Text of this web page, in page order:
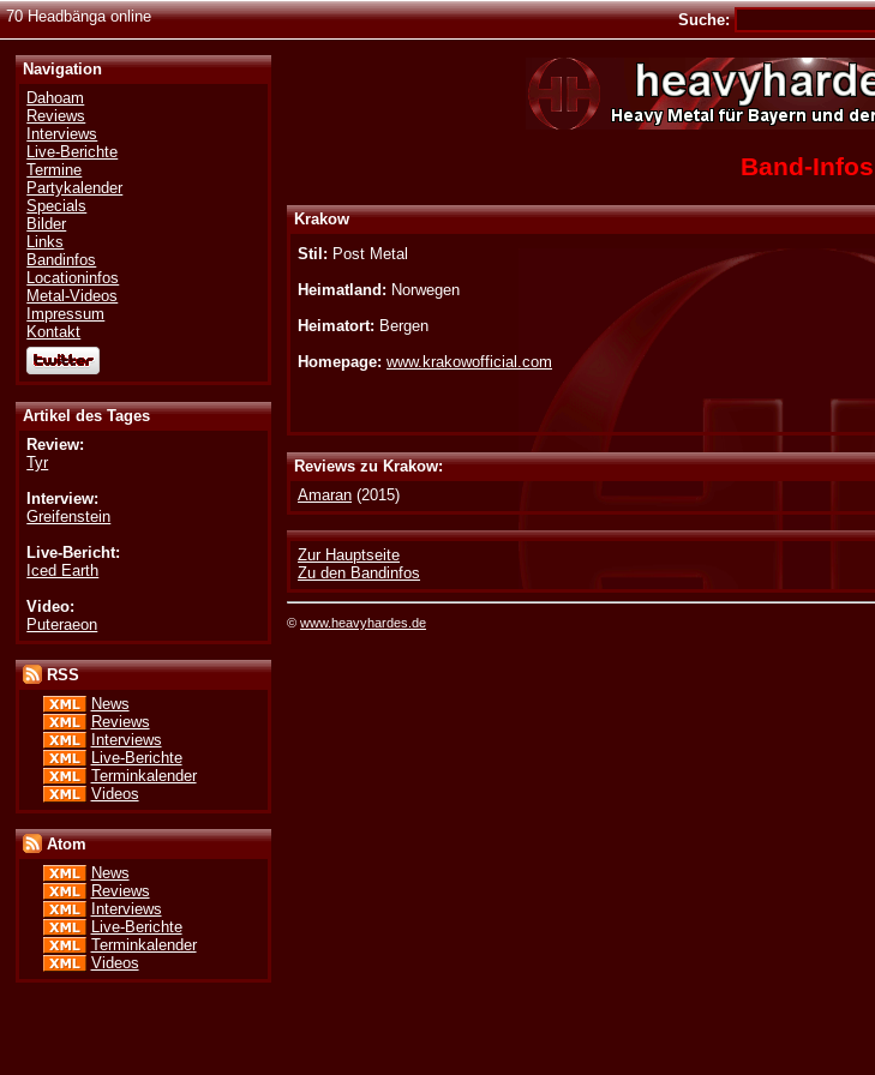
70 Headbänga online Suche:
Navigation
Dahoam
Reviews
Interviews
Live-Berichte
Termine
Partykalender
Specials
Bilder
Links
Bandinfos
Locationinfos
Metal-Videos
Impressum
Kontakt
Artikel des Tages
Review:
Tyr
Interview:
Greifenstein
Live-Bericht:
Iced Earth
Video:
Puteraeon
RSS
News
Reviews
Interviews
Live-Berichte
Terminkalender
Videos
Atom
News
Reviews
Interviews
Live-Berichte
Terminkalender
Videos
Band-Infos
Krakow
Stil: Post Metal
Heimatland: Norwegen
Heimatort: Bergen
Homepage: www.krakowofficial.com
Reviews zu Krakow:
Amaran (2015)
Zur Hauptseite
Zu den Bandinfos
©www.heavyhardes.de